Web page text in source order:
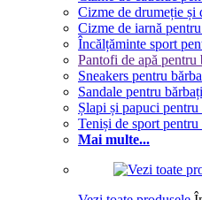
Cizme de drumeție și
Cizme de iarnă
Încălțăminte sport
Pantofi de apă pentru
Sneakers pentru
Sandale pentru bărbați
Șlapi și papuci pentru
Teniși de sport pentru
Mai multe...